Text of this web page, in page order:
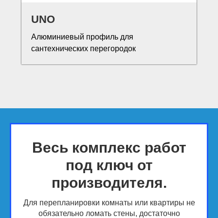
UNO
Алюминиевый профиль для
сантехнических перегородок
Весь комплекс работ
под ключ от
производителя.
Для перепланировки комнаты или квартиры не
обязательно ломать стены, достаточно